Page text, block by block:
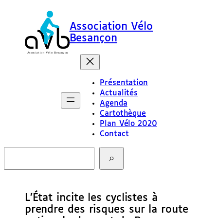
Association Vélo
Besançon
Présentation
Actualités
Agenda
Cartothèque
Plan Vélo 2020
Contact
c
L’État incite les cyclistes à
prendre des risques sur la route